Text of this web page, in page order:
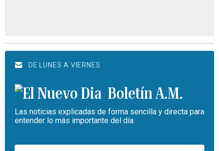
DE LUNES A VIERNES
Boletín A.M.
Las noticias explicadas de forma sencilla y directa para
entender lo más importante del día.